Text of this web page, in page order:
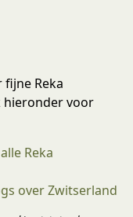
Reka
hieronder voor
Reka
over Zwitserland